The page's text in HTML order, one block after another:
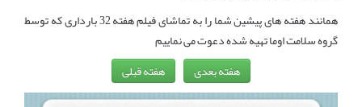
همانند هفته های پیشین شما را به تماشای فیلم هفته 32 بارداری که توسط
گروه سلامت اوما تهیه شده دعوت می نماییم
هفته بعدی
هفته قبلی